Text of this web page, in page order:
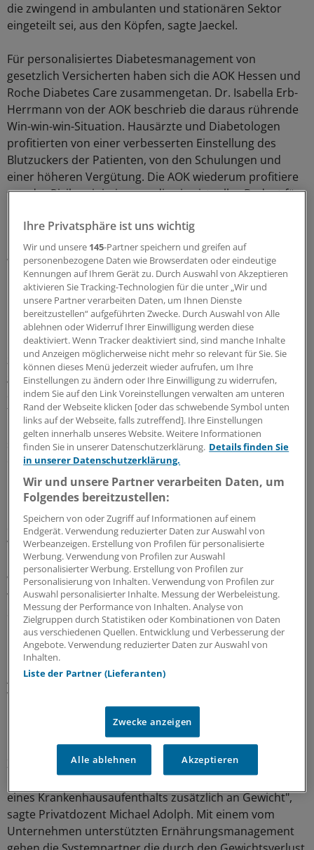
die zwingend in ambulanten und stationären Sektor
eingeteilt sei, aus den Köpfen, sagte Jaeckel.
Für personalisiertes Diabetesmanagement von
gesetzlich Versicherten haben sich die AOK Hessen und
Roche Diabetes Care zusammengetan. Dr. Isabella Erb-
Herrmann von der AOK beschrieb die daraus rührende
Win-win-win-Situation. Hausärzte und Diabetologen
profitierten von einer verbesserten Einstellung des
Blutzuckers der Patienten, von den Schulungen und
einer höheren Vergütung. Die AOK wiederum profitiere
von der Risikominimierung, die ein virtuelles Budget für
Beispiel Vorteile daraus, dass das Unternehmen
Marktanteile optimieren könne. Alle miteinander
wiederum könnten sich zudem als "Innovationsführer"
begreifen.
"Innovationsfonds macht Hoffnung"
Dr. Florian Frensch von Philips stellte seinen Zugang
zum Thema unter den Titel "Vernetzte Versorgung
gehört in die Regelversorgung". Nur damit erhielten
Systempartnerschaften die nötige Investitionssicherheit
für längerfristige Zusammenarbeit. "Der
Innovationsfonds macht Hoffnung", sagte Frensch,
schob aber ein großes "Aber" nach. Es sei unklar, was an
dem Tag passiere, wenn die Förderung ausläuft.
Gemeinsam mit der AOK Nordost, der TK und dem
Universitätsklinikum Rostock ist Philips an dem Projekt
des Innovationsfonds "HerzEffekt Mecklenburg-
Vorpommern" mit 3000 Patienten mit Herzinsuffizienz
und Vorhofflimmern beteiligt. Dabei soll untersucht
werden, wie sich Behandlungs- und Medikationskosten
verringern lassen. Frensch entwarf für die
Selektivversorgung das "Doppelte kritische Masse-
Problem". Ärzten fehle der Anreiz, für einen Bruchteil
ihrer Patienten Versorgungsprogramme anzubieten.
Krankenkassen erwarteten aber eine möglichst breite
Abdeckung der Ärztebasis. Deshalb müsse die vernetzte
Versorgung Teil der Regelversorgung werden.
Der Mangelernährung im Krankenhaus will das
Universitätsklinikum Tübingen durch eine
Zusammenarbeit mit der B. Braun Melsungen AG
begegnen. "Fast jeder zweite Patient verliert während
eines Krankenhausaufenthalts zusätzlich an Gewicht",
sagte Privatdozent Michael Adolph. Mit einem vom
Unternehmen unterstützten Ernährungsmanagement
Ihre Privatsphäre ist uns wichtig
Wir und unsere 145-Partner speichern und greifen auf
personenbezogene Daten wie Browserdaten oder eindeutige
Kennungen auf Ihrem Gerät zu. Durch Auswahl von Akzeptieren
aktivieren Sie Tracking-Technologien für die unter „Wir und
unsere Partner verarbeiten Daten, um Ihnen Dienste
bereitzustellen“ aufgeführten Zwecke. Durch Auswahl von Alle
ablehnen oder Widerruf Ihrer Einwilligung werden diese
deaktiviert. Wenn Tracker deaktiviert sind, sind manche Inhalte
und Anzeigen möglicherweise nicht mehr so relevant für Sie. Sie
können dieses Menü jederzeit wieder aufrufen, um Ihre
Einstellungen zu ändern oder Ihre Einwilligung zu widerrufen,
indem Sie auf den Link Voreinstellungen verwalten am unteren
Rand der Webseite klicken [oder das schwebende Symbol unten
links auf der Webseite, falls zutreffend]. Ihre Einstellungen
gelten innerhalb unseres Website. Weitere Informationen
finden Sie in unserer Datenschutzerklärung. Details finden Sie
in unserer Datenschutzerklärung.
Wir und unsere Partner verarbeiten Daten, um
Folgendes bereitzustellen:
Speichern von oder Zugriff auf Informationen auf einem
Endgerät. Verwendung reduzierter Daten zur Auswahl von
Werbeanzeigen. Erstellung von Profilen für personalisierte
Werbung. Verwendung von Profilen zur Auswahl
personalisierter Werbung. Erstellung von Profilen zur
Personalisierung von Inhalten. Verwendung von Profilen zur
Auswahl personalisierter Inhalte. Messung der Werbeleistung.
Messung der Performance von Inhalten. Analyse von
Zielgruppen durch Statistiken oder Kombinationen von Daten
aus verschiedenen Quellen. Entwicklung und Verbesserung der
Angebote. Verwendung reduzierter Daten zur Auswahl von
Inhalten.
Liste der Partner (Lieferanten)
Zwecke anzeigen
Alle ablehnen Akzeptieren